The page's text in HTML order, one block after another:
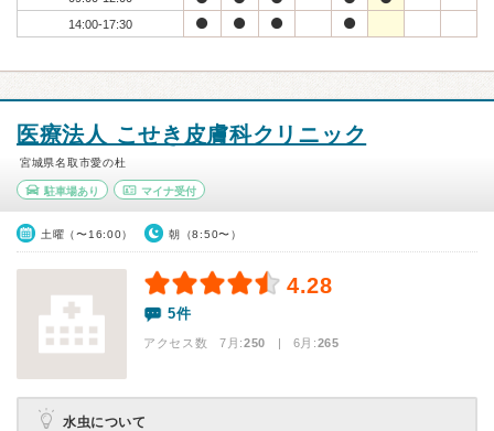
14:00-17:30
医療法人 こせき皮膚科クリニック
宮城県名取市愛の杜
駐車場あり マイナ受付
土曜（〜16:00） 朝（8:50〜）
4.28
5件
アクセス数 7月:250 | 6月:265
水虫について